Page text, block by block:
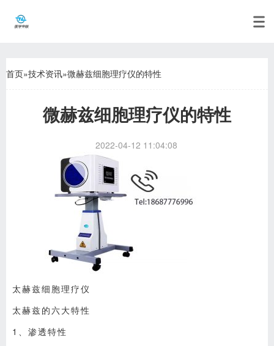
首页»技术资讯»微赫兹细胞理疗仪的特性
微赫兹细胞理疗仪的特性
2022-04-12 11:04:08
太赫兹细胞理疗仪
太赫兹的六大特性
1、渗透特性